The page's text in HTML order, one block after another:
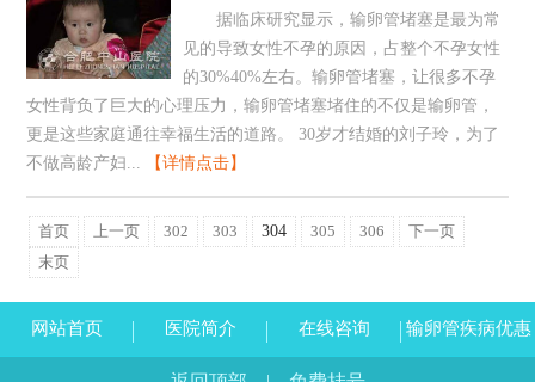
据临床研究显示，输卵管堵塞是最为常
见的导致女性不孕的原因，占整个不孕女性
的30%40%左右。输卵管堵塞，让很多不孕
女性背负了巨大的心理压力，输卵管堵塞堵住的不仅是输卵管，
更是这些家庭通往幸福生活的道路。 30岁才结婚的刘子玲，为了
不做高龄产妇...
【详情点击】
首页 上一页 302 303 304 305 306
下一页
末页
网站首页 医院简介 在线咨询 输卵管疾病优惠